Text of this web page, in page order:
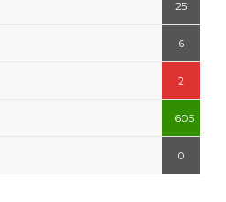
25
6
2
605
0